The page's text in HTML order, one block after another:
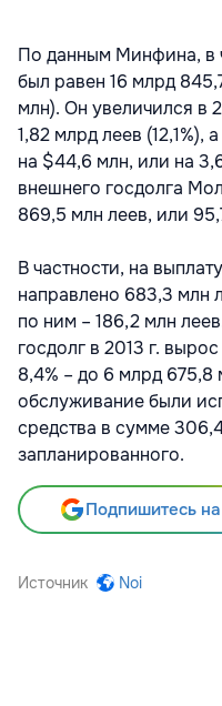
По данным Минфина, в
был равен 16 млрд
млн). Он увеличился в
1,82 млрд леев
на $44,6 млн, или на
внешнего госдолга
869,5 млн леев, или
В частности, на
направлено 683,3 млн
по ним – 186,2 млн
госдолг в 2013 г.
8,4% – до 6 млрд 675,8
обслуживание были
средства в сумме
запланированного.
Подпишитесь
Источник Noi